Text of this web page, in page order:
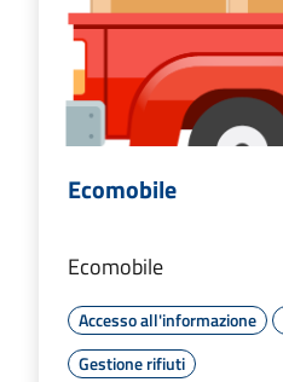
Ecomobile
Ecomobile
Accesso all'informazione
Gestione rifiuti